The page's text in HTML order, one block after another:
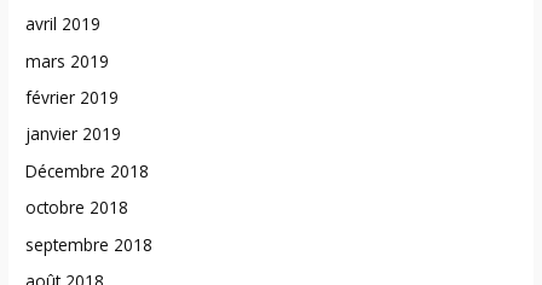
avril 2019
mars 2019
février 2019
janvier 2019
Décembre 2018
octobre 2018
septembre 2018